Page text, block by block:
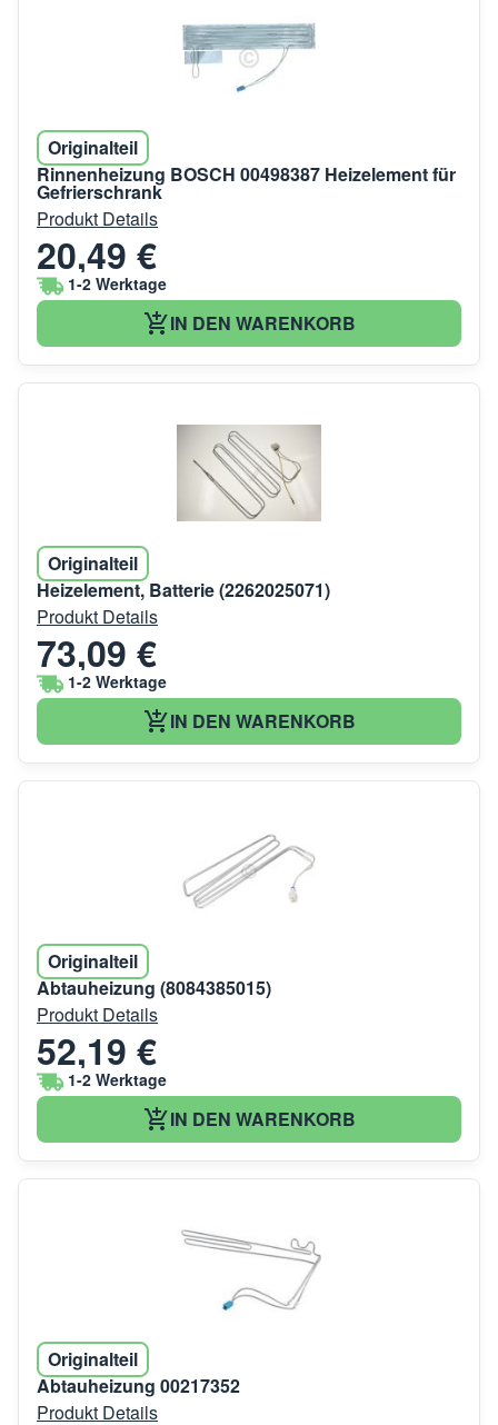
Originalteil
Rinnenheizung BOSCH 00498387 Heizelement für
Gefrierschrank
Produkt Details
20,49 €
1-2 Werktage
IN DEN WARENKORB
Originalteil
Heizelement, Batterie (2262025071)
Produkt Details
73,09 €
1-2 Werktage
IN DEN WARENKORB
Originalteil
Abtauheizung (8084385015)
Produkt Details
52,19 €
1-2 Werktage
IN DEN WARENKORB
Originalteil
Abtauheizung 00217352
Produkt Details